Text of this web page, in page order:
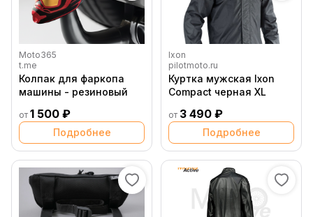
Moto365
t.me
Колпак для фаркопа
машины - резиновый
от 1 500 ₽
Подробнее
Ixon
pilotmoto.ru
Куртка мужская Ixon
Compact черная XL
от 3 490 ₽
Подробнее